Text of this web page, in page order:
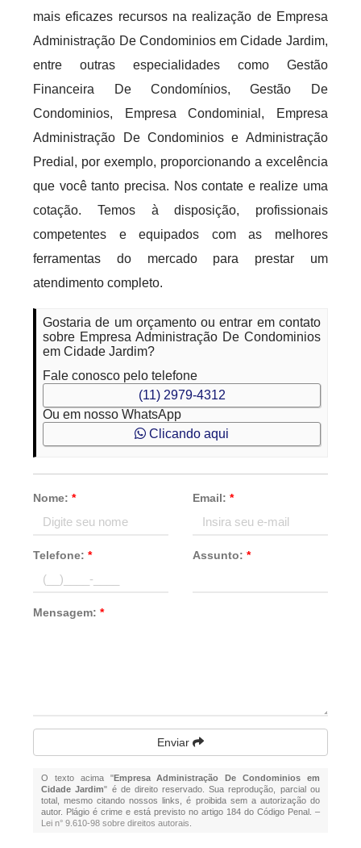
mais eficazes recursos na realização de Empresa
Administração De Condominios em Cidade Jardim,
entre outras especialidades como Gestão
Financeira De Condomínios, Gestão De
Condominios, Empresa Condominial, Empresa
Administração De Condominios e Administração
Predial, por exemplo, proporcionando a excelência
que você tanto precisa. Nos contate e realize uma
cotação. Temos à disposição, profissionais
competentes e equipados com as melhores
ferramentas do mercado para prestar um
atendimento completo.
Gostaria de um orçamento ou entrar em contato
sobre Empresa Administração De Condominios
em Cidade Jardim?
Fale conosco pelo telefone
(11) 2979-4312
Ou em nosso WhatsApp
Clicando aqui
Nome:* Email: *
Telefone:* Assunto: *
Mensagem:*
Enviar
O texto acima "Empresa Administração De Condominios em
Cidade Jardim" é de direito reservado. Sua reprodução, parcial ou
total, mesmo citando nossos links, é proibida sem a autorização do
autor. Plágio é crime e está previsto no artigo 184 do Código Penal. –
Lei n° 9.610-98 sobre direitos autorais